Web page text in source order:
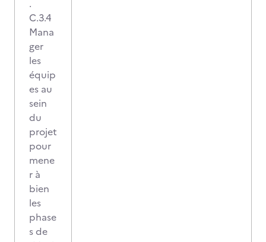
.
C.3.4
Mana
ger
les
équip
es au
sein
du
projet
pour
mene
r à
bien
les
phase
s de